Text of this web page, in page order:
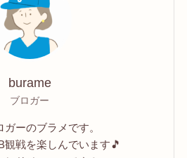
burame
ブロガー
ーのブラメです。
戦を楽しんでいます🎵